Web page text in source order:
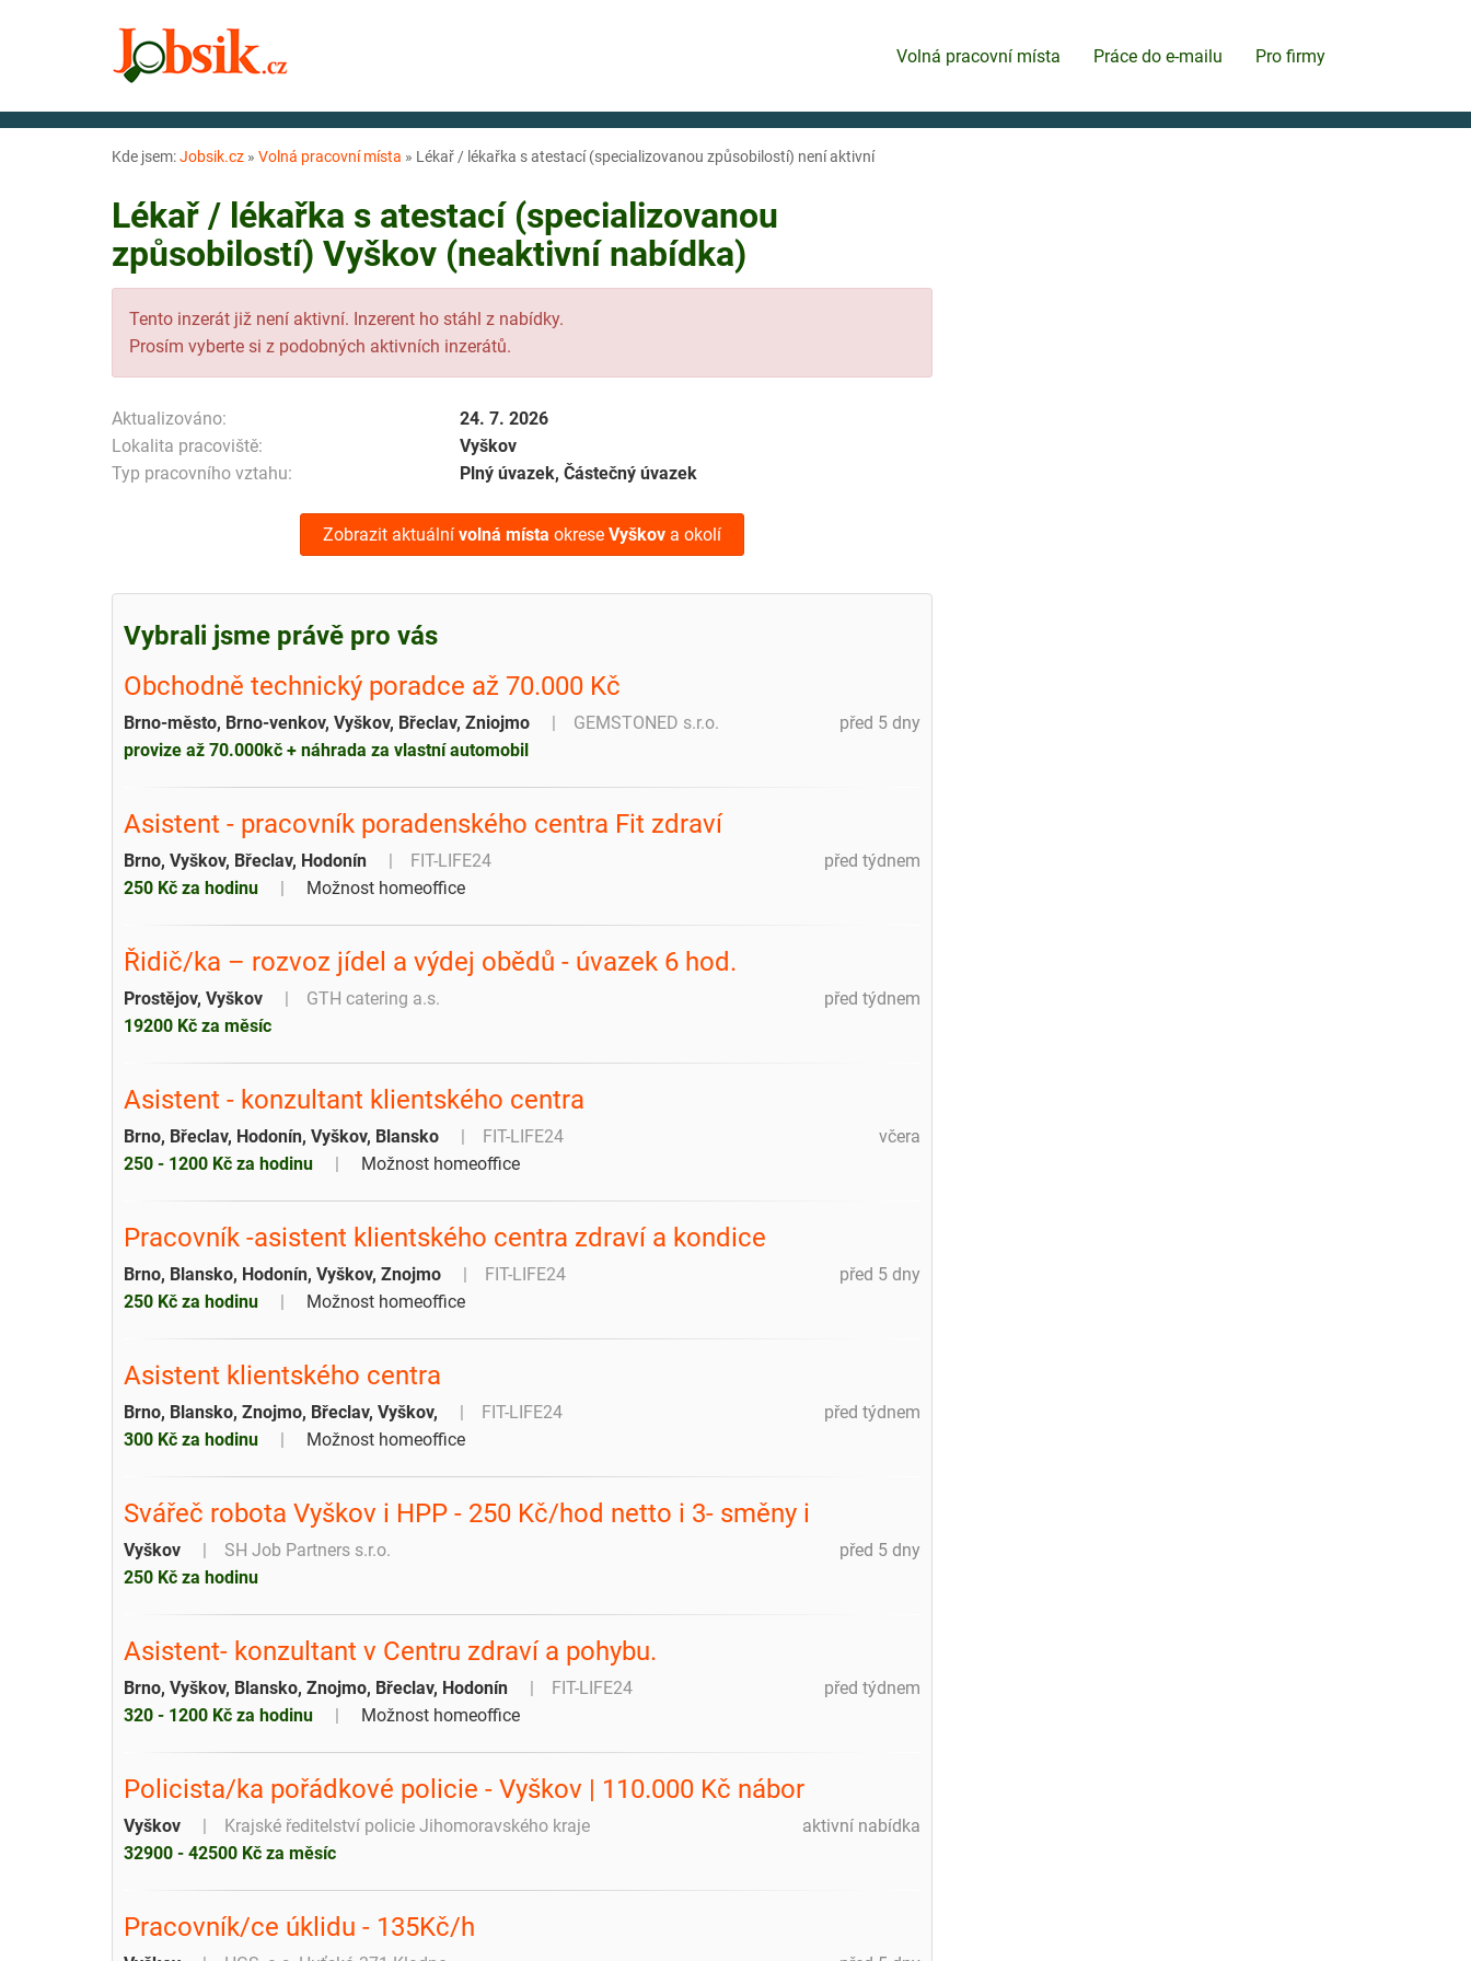
Volná pracovní místa Práce do e-mailu Pro firmy
Kde jsem:Jobsik.cz » Volná pracovní místa » Lékař / lékařka s atestací (specializovanou způsobilostí) není aktivní
Lékař / lékařka s atestací (specializovanou
způsobilostí) Vyškov (neaktivní nabídka)
Tento inzerát již není aktivní. Inzerent ho stáhl z nabídky.
Prosím vyberte si z podobných aktivních inzerátů.
Aktualizováno:
24. 7. 2026
Lokalita pracoviště:
Vyškov
Typ pracovního vztahu:
Plný úvazek, Částečný úvazek
Zobrazit aktuální volná místa okrese Vyškov a okolí
Vybrali jsme právě pro vás
Obchodně technický poradce až 70.000 Kč
před 5 dny
Brno-město, Brno-venkov, Vyškov, Břeclav, Zniojmo
GEMSTONED s.r.o.
provize až 70.000kč + náhrada za vlastní automobil
Asistent - pracovník poradenského centra Fit zdraví
před týdnem
Brno, Vyškov, Břeclav, Hodonín
FIT-LIFE24
250 Kč za hodinu
Možnost homeoffice
Řidič/ka – rozvoz jídel a výdej obědů - úvazek 6 hod.
před týdnem
Prostějov, Vyškov
GTH catering a.s.
19200 Kč za měsíc
Asistent - konzultant klientského centra
včera
Brno, Břeclav, Hodonín, Vyškov, Blansko
FIT-LIFE24
250 - 1200 Kč za hodinu
Možnost homeoffice
Pracovník -asistent klientského centra zdraví a kondice
před 5 dny
Brno, Blansko, Hodonín, Vyškov, Znojmo
FIT-LIFE24
250 Kč za hodinu
Možnost homeoffice
Asistent klientského centra
před týdnem
Brno, Blansko, Znojmo, Břeclav, Vyškov,
FIT-LIFE24
300 Kč za hodinu
Možnost homeoffice
Svářeč robota Vyškov i HPP - 250 Kč/hod netto i 3- směny i
před 5 dny
Vyškov
SH Job Partners s.r.o.
250 Kč za hodinu
Asistent- konzultant v Centru zdraví a pohybu.
před týdnem
Brno, Vyškov, Blansko, Znojmo, Břeclav, Hodonín
FIT-LIFE24
320 - 1200 Kč za hodinu
Možnost homeoffice
Policista/ka pořádkové policie - Vyškov | 110.000 Kč nábor
aktivní nabídka
Vyškov
Krajské ředitelství policie Jihomoravského kraje
32900 - 42500 Kč za měsíc
Pracovník/ce úklidu - 135Kč/h